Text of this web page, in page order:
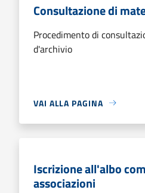
Consultazione di
Procedimento di
d'archivio
VAI ALLA PAGINA
Iscrizione all'albo
associazioni